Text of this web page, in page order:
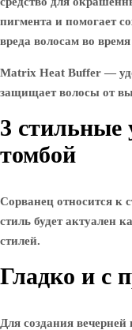
пигмента и помогает
вреда волосам во
Matrix Heat Buffer —
защищает волосы от
3 стильные
томбой
Сорванец относится к
стиль будет актуален
стилей.
Гладко и с
Для создания